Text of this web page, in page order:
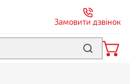
Замовити дзвінок